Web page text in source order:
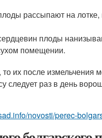
рассыпают на лотке,
плоды
помещении.
их после измельчения
следует раз в день
novosti/perec-